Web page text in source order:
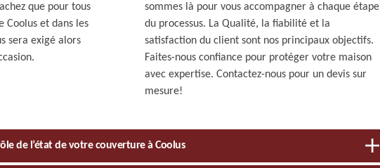
que pour tous
Coolus et dans les
sera exigé alors
sommes là pour vous accompagner à chaque étape
du processus. La Qualité, la fiabilité et la
satisfaction du client sont nos principaux objectifs.
Faites-nous confiance pour protéger votre maison
avec expertise. Contactez-nous pour un devis sur
mesure!
de l’état de votre couverture à Coolus